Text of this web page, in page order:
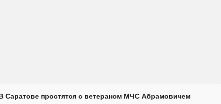
Саратове простятся с ветераном МЧС Абрамовичем